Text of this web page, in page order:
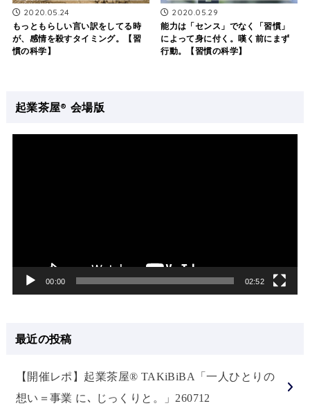
2020.05.24
もっともらしい言い訳をしてる時
が、感情を殺すタイミング。【習
慣の科学】
2020.05.29
能力は「センス」でなく「習慣」
によって身に付く。嘆く前にまず
行動。【習慣の科学】
起業茶屋® 会場版
00:00 02:52
最近の投稿
【開催レポ】起業茶屋® TAKiBiBA「一人ひとりの
想い＝事業 に､ じっくりと。」260712